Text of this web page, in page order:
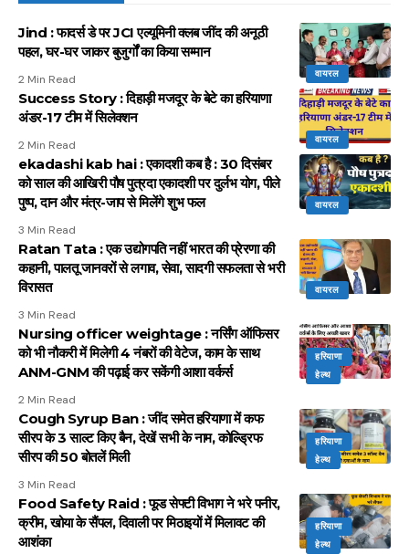
वायरल
Jind : फादर्स डे पर JCI एल्यूमिनी क्लब जींद की अनूठी
पहल, घर-घर जाकर बुजुर्गों का किया सम्मान
2 Min Read
वायरल
Success Story : दिहाड़ी मजदूर के बेटे का हरियाणा
अंडर-17 टीम में सिलेक्शन
2 Min Read
वायरल
ekadashi kab hai : एकादशी कब है : 30 दिसंबर
को साल की आखिरी पौष पुत्रदा एकादशी पर दुर्लभ योग, पीले
पुष्प, दान और मंत्र-जाप से मिलेंगे शुभ फल
3 Min Read
वायरल
Ratan Tata : एक उद्योगपति नहीं भारत की प्रेरणा की
कहानी, पालतू जानवरों से लगाव, सेवा, सादगी सफलता से भरी
विरासत
3 Min Read
हरियाणा
हेल्थ
Nursing officer weightage : नर्सिंग ऑफिसर
को भी नौकरी में मिलेगी 4 नंबरों की वेटेज, काम के साथ
ANM-GNM की पढ़ाई कर सकेंगी आशा वर्कर्स
2 Min Read
हरियाणा
हेल्थ
Cough Syrup Ban : जींद समेत हरियाणा में कफ
सीरप के 3 साल्ट किए बैन, देखें सभी के नाम, कोल्ड्रिफ
सीरप की 50 बोतलें मिली
3 Min Read
हरियाणा
हेल्थ
Food Safety Raid : फूड सेफ्टी विभाग ने भरे पनीर,
क्रीम, खोया के सैंपल, दिवाली पर मिठाइयों में मिलावट की
आशंका